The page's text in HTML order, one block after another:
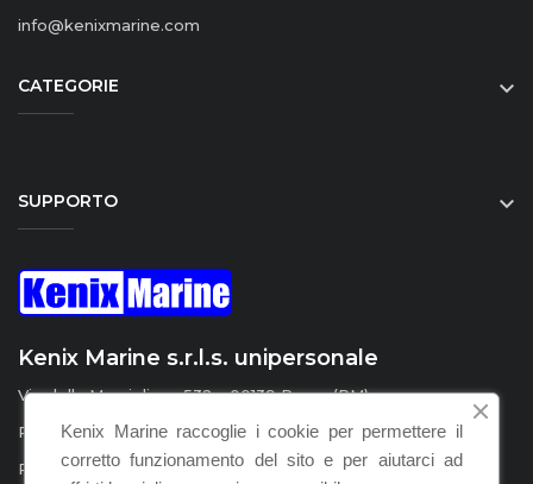
info@kenixmarine.com
CATEGORIE 
SUPPORTO 
Kenix Marine s.r.l.s. unipersonale
Via della Marcigliana 532 - 00139 Roma (RM)
P.I. / C.F. : IT15555231008
REA : RM – 1598924
Kenix Marine raccoglie i cookie per permettere il
corretto funzionamento del sito e per aiutarci ad